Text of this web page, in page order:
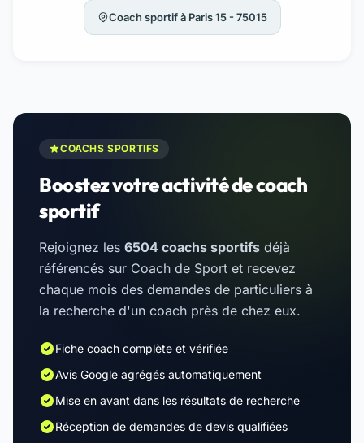
Coach sportif à Paris 15 - 75015
COACHS SPORTIFS
Boostez votre activité de coach
sportif
Rejoignez les 6504 coachs sportifs déjà
référencés sur Coach de Sport et recevez
chaque mois des demandes de particuliers à
la recherche d'un coach près de chez eux.
Fiche coach complète et vérifiée
Avis Google agrégés automatiquement
Mise en avant dans les résultats de recherche
Réception de demandes de devis qualifiées